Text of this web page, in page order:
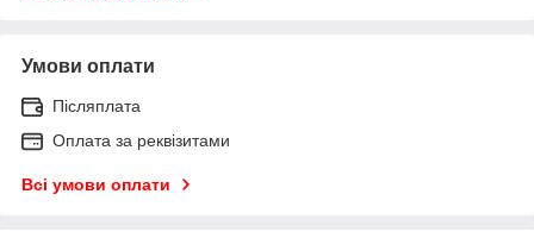
Умови оплати
Післяплата
Оплата за реквізитами
Всі умови оплати